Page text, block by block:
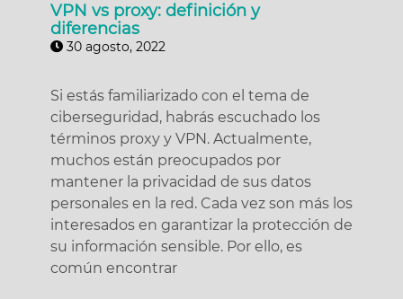
VPN vs proxy: definición y
diferencias
30 agosto, 2022
Si estás familiarizado con el tema de
ciberseguridad, habrás escuchado los
términos proxy y VPN. Actualmente,
muchos están preocupados por
mantener la privacidad de sus datos
personales en la red. Cada vez son más los
interesados en garantizar la protección de
su información sensible. Por ello, es
común encontrar